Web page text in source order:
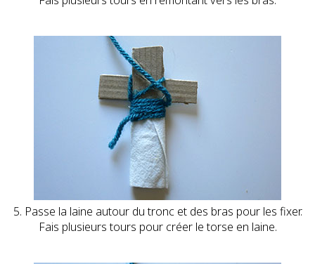
5. Passe la laine autour du tronc et des bras pour les fixer.
Fais plusieurs tours pour créer le torse en laine.